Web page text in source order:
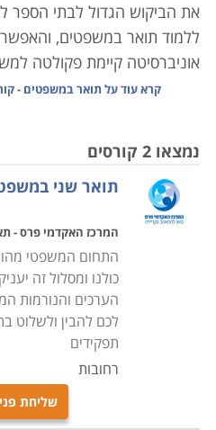
את הביקוש הגדול לבתי הספר
ללמוד תואר במשפטים,
אוניברסיטה קיימת פקולטה
תואר ראשון ושני במשפטים,
עם סיום לימודי משפטים
ממשרדי עורכי הדין בארץ,
הלשכה. עורך דין שסיים
יכול לעסוק בעריכת דין ללא
שגם אם אדם נכשל בבחינות
אליהן עד שיעבור כדי להגשים
בחינות הלשכה מורכבות
הבחינה בכתב היא שמתקיימת
שעובר אותה בהצלחה זכאי
בחינת הלשכה בכתב אורכת
קרא עוד על תואר במשפטים -
נמצאו 2 קורסים
תואר שני
המרכז האקדמי פרס -
התחום המשפטי
כולנו ומסלול זה
הערכים והנורמות
לכם להבין ולשלוט
תפקידים
רחובות
שליחת